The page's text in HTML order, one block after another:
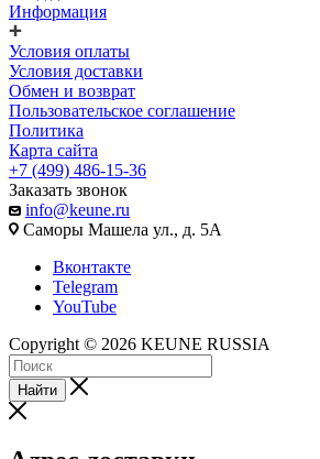
Информация
Условия оплаты
Условия доставки
Обмен и возврат
Пользовательское соглашение
Политика
Карта сайта
+7 (499) 486-15-36
Заказать звонок
info@keune.ru
Саморы Машела ул., д. 5А
Вконтакте
Telegram
YouTube
Copyright © 2026 KEUNE RUSSIA
Найти